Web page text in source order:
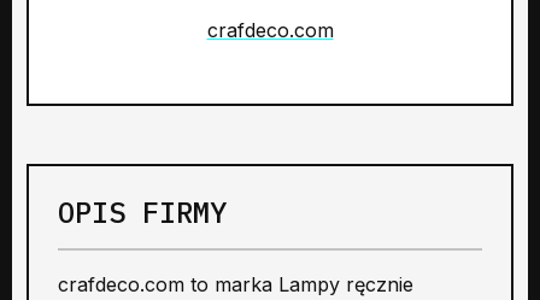
crafdeco.com
OPIS FIRMY
crafdeco.com to marka Lampy ręcznie